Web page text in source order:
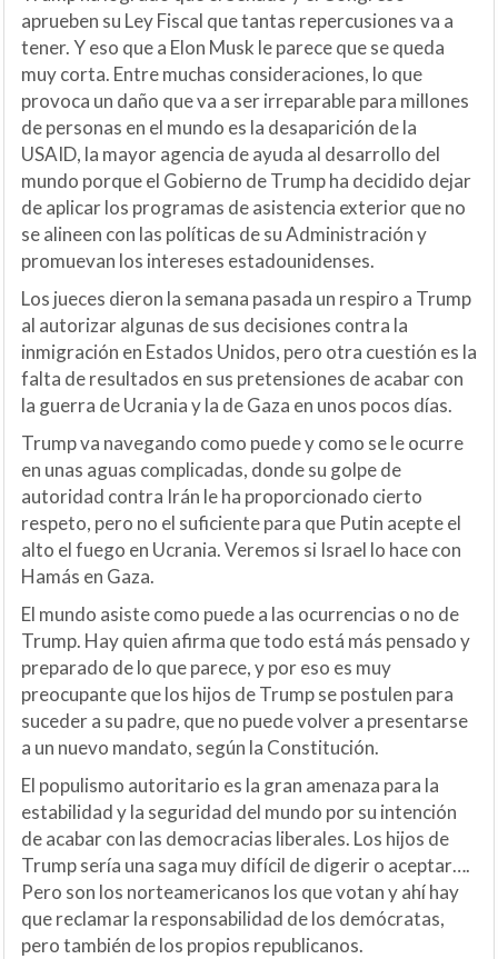
aprueben su Ley Fiscal que tantas repercusiones va a
tener. Y eso que a Elon Musk le parece que se queda
muy corta. Entre muchas consideraciones, lo que
provoca un daño que va a ser irreparable para millones
de personas en el mundo es la desaparición de la
USAID, la mayor agencia de ayuda al desarrollo del
mundo porque el Gobierno de Trump ha decidido dejar
de aplicar los programas de asistencia exterior que no
se alineen con las políticas de su Administración y
promuevan los intereses estadounidenses.
Los jueces dieron la semana pasada un respiro a Trump
al autorizar algunas de sus decisiones contra la
inmigración en Estados Unidos, pero otra cuestión es la
falta de resultados en sus pretensiones de acabar con
la guerra de Ucrania y la de Gaza en unos pocos días.
Trump va navegando como puede y como se le ocurre
en unas aguas complicadas, donde su golpe de
autoridad contra Irán le ha proporcionado cierto
respeto, pero no el suficiente para que Putin acepte el
alto el fuego en Ucrania. Veremos si Israel lo hace con
Hamás en Gaza.
El mundo asiste como puede a las ocurrencias o no de
Trump. Hay quien afirma que todo está más pensado y
preparado de lo que parece, y por eso es muy
preocupante que los hijos de Trump se postulen para
suceder a su padre, que no puede volver a presentarse
a un nuevo mandato, según la Constitución.
El populismo autoritario es la gran amenaza para la
estabilidad y la seguridad del mundo por su intención
de acabar con las democracias liberales. Los hijos de
Trump sería una saga muy difícil de digerir o aceptar….
Pero son los norteamericanos los que votan y ahí hay
que reclamar la responsabilidad de los demócratas,
pero también de los propios republicanos.